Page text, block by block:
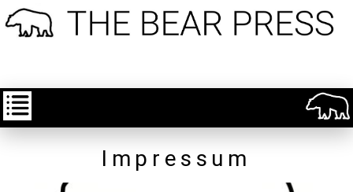
Impressum